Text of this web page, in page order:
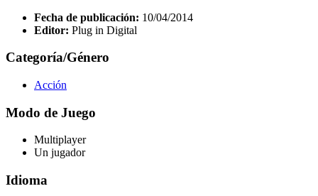
Fecha de publicación: 10/04/2014
Editor: Plug in Digital
Categoría/Género
Acción
Modo de Juego
Multiplayer
Un jugador
Idioma